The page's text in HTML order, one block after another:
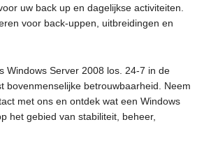
uw back up en dagelijkse activiteiten.
voor back-uppen, uitbreidingen en
Windows Server 2008 los. 24-7 in de
bovenmenselijke betrouwbaarheid. Neem
met ons en ontdek wat een Windows
het gebied van stabiliteit, beheer,